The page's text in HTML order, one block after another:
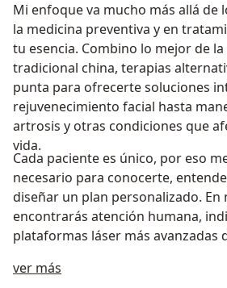
Mi enfoque va mucho más allá de
la medicina preventiva y en
tu esencia. Combino lo mejor de
tradicional china, terapias
punta para ofrecerte soluciones
rejuvenecimiento facial hasta
artrosis y otras condiciones que
vida.
Cada paciente es único, por eso
necesario para conocerte,
diseñar un plan personalizado.
encontrarás atención humana,
plataformas láser más avanzadas
ver más